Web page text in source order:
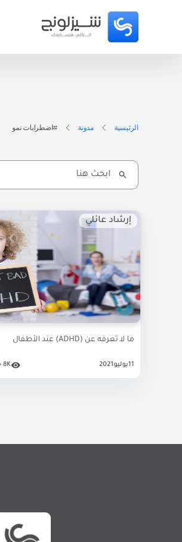
الرئيسية مدونة #اضطرابات نمو
Search
إرشاد عائلي
ما لا تعرفه عن (ADHD) عند الأطفال
11 يوليو2021 8K مشاهده(ات)